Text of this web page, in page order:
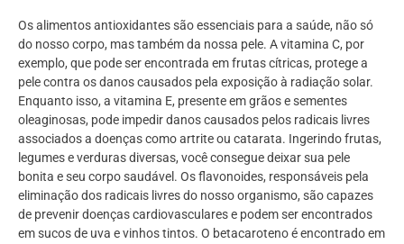
Os alimentos antioxidantes são essenciais para a saúde, não só
do nosso corpo, mas também da nossa pele. A vitamina C, por
exemplo, que pode ser encontrada em frutas cítricas, protege a
pele contra os danos causados pela exposição à radiação solar.
Enquanto isso, a vitamina E, presente em grãos e sementes
oleaginosas, pode impedir danos causados pelos radicais livres
associados a doenças como artrite ou catarata. Ingerindo frutas,
legumes e verduras diversas, você consegue deixar sua pele
bonita e seu corpo saudável. Os flavonoides, responsáveis pela
eliminação dos radicais livres do nosso organismo, são capazes
de prevenir doenças cardiovasculares e podem ser encontrados
em sucos de uva e vinhos tintos. O betacaroteno é encontrado em